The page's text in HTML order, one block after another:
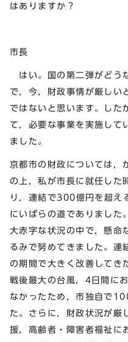
はありますか？
市長
はい。国の第二弾がどう
で，今，財政事情が厳しい
ではないと思います。した
て，必要な事業を実施して
ました。
京都市の財政については，
の上，私が市長に就任した
り，連結で300億円を超え
にいばらの道でありました
大赤字な状況の中で，懸命
るみで努めてきました。連
の期間で大きく改善してき
戦後最大の台風，4日間に
なかったため，市独自で
た。さらに，財政状況が厳
援，高齢者・障害者福祉に